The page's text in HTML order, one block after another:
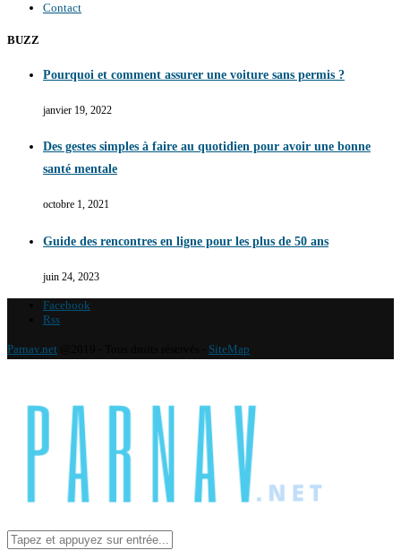
Contact
BUZZ
Pourquoi et comment assurer une voiture sans permis ?
janvier 19, 2022
Des gestes simples à faire au quotidien pour avoir une bonne
santé mentale
octobre 1, 2021
Guide des rencontres en ligne pour les plus de 50 ans
juin 24, 2023
Facebook
Rss
Parnav.net SiteMap